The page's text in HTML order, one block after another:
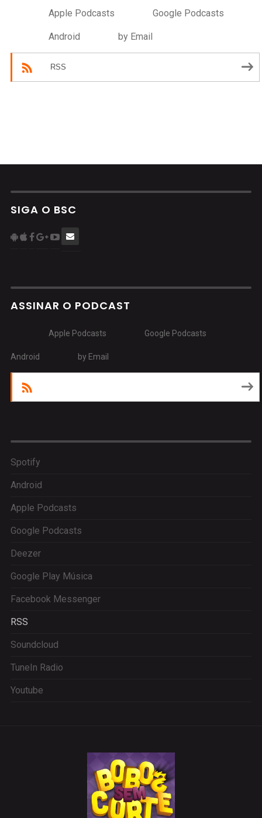
Apple Podcasts Google Podcasts
Android by Email
RSS
SIGA O BSC
ASSINAR O PODCAST
Apple Podcasts Google Podcasts
Android by Email
Spotify
Android
Apple Podcasts
Google Podcasts
Deezer
Google Play Música
Facebook Messenger
RSS
Soundcloud
TuneIn Radio
Youtube